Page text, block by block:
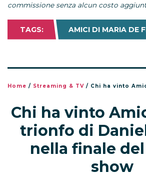
commissione senza alcun costo
TAGS: AMICI DI MARIA DE
Home / Streaming & TV / Chi ha vinto Amici 2025: il trionfo
Chi ha vinto
trionfo di
nella finale
show